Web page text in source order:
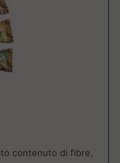
contenuto di fibre,